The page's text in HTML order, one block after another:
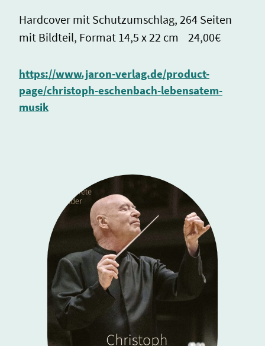
Hardcover mit Schutzumschlag, 264 Seiten
mit Bildteil, Format 14,5 x 22 cm 24,00€
https://www.jaron-verlag.de/product-
page/christoph-eschenbach-lebensatem-
musik